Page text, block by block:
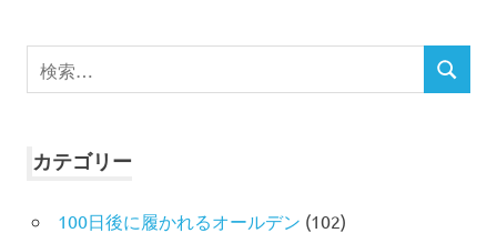
検
索
検
カテゴリー
100日後に履かれるオールデン (102)